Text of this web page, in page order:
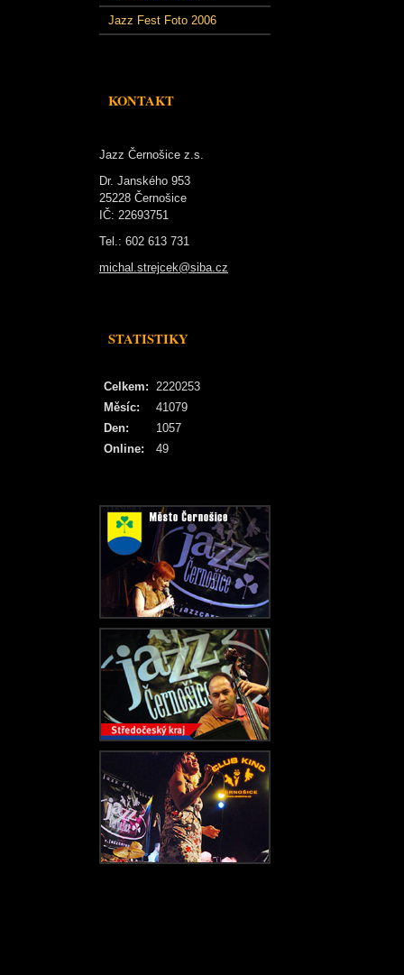
Jazz Fest Foto 2006
KONTAKT
Jazz Černošice z.s.
Dr. Janského 953
25228 Černošice
IČ: 22693751
Tel.: 602 613 731
michal.strejcek@siba.cz
STATISTIKY
Online: 49
Celkem: 2220253
Měsíc:
41079
Den:
1057